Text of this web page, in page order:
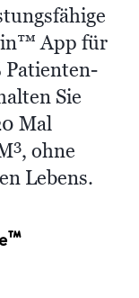
App für
Patienten-
Sie
Mal
3, ohne
Lebens.